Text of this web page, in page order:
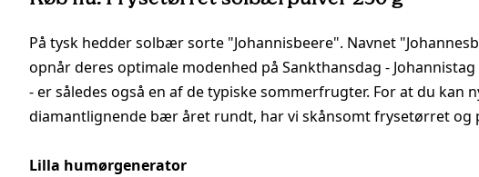
På tysk hedder solbær sorte "Johannisbeere". Navnet
opnår deres optimale modenhed på Sankthansdag -
- er således også en af ​​de typiske sommerfrugter. For at du kan
diamantlignende bær året rundt, har vi skånsomt frysetørret og
Lilla humørgenerator